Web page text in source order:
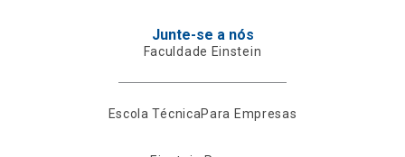
Junte-se a nós
Faculdade Einstein
Escola TécnicaPara Empresas